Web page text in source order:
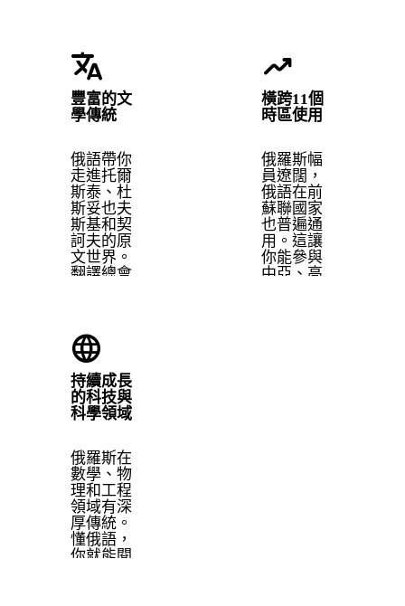
translate
豐富的文
學傳統
俄語帶你
走進托爾
斯泰、杜
斯妥也夫
斯基和契
訶夫的原
文世界。
翻譯總會
trending_up
橫跨11個
時區使用
俄羅斯幅
員遼闊，
俄語在前
蘇聯國家
也普遍通
用。這讓
你能參與
中亞、高
language
持續成長
的科技與
科學領域
俄羅斯在
數學、物
理和工程
領域有深
厚傳統。
懂俄語，
你就能閱